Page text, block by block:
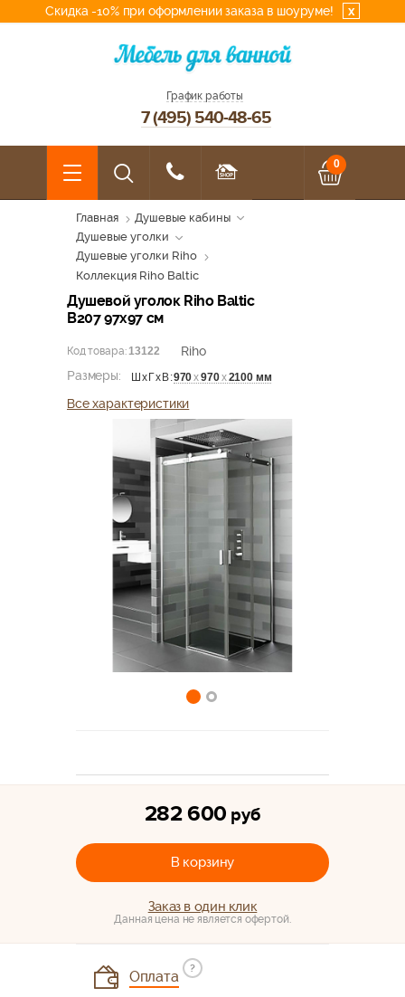
Скидка -10% при оформлении заказа в шоуруме! x
График работы
7 (495) 540-48-65
0
Главная
Душевые кабины
Душевые уголки
Душевые уголки Riho
Коллекция Riho Baltic
Душевой уголок Riho Baltic
B207 97x97 см
Код товара: 13122
Riho
Размеры:
ШхГхВ:970х970х2100 мм
Все характеристики
282 600 руб
В корзину
Заказ в один клик
Данная цена не является офертой.
Оплата
?